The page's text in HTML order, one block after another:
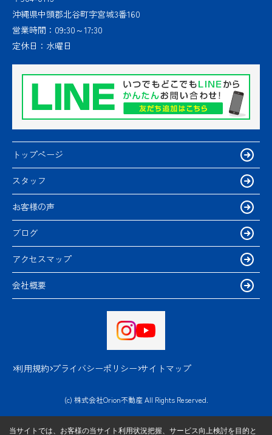
沖縄県中頭郡北谷町字宮城3番160
営業時間： 09:30～17:30
定休日： 水曜日
トップページ
スタッフ
お客様の声
ブログ
アクセスマップ
会社概要
利用規約 プライバシーポリシー サイトマップ
(c) 株式会社Orion不動産 All Rights Reserved.
当サイトでは、お客様の当サイト利用状況把握、サービス向上検討を目的と